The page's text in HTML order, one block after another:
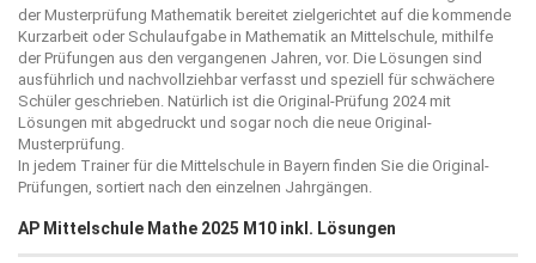
der Musterprüfung Mathematik bereitet zielgerichtet auf die kommende
Kurzarbeit oder Schulaufgabe in Mathematik an Mittelschule, mithilfe
der Prüfungen aus den vergangenen Jahren, vor. Die Lösungen sind
ausführlich und nachvollziehbar verfasst und speziell für schwächere
Schüler geschrieben. Natürlich ist die Original-Prüfung 2024 mit
Lösungen mit abgedruckt und sogar noch die neue Original-
Musterprüfung.
In jedem Trainer für die Mittelschule in Bayern finden Sie die Original-
Prüfungen, sortiert nach den einzelnen Jahrgängen.
AP Mittelschule Mathe 2025 M10 inkl. Lösungen